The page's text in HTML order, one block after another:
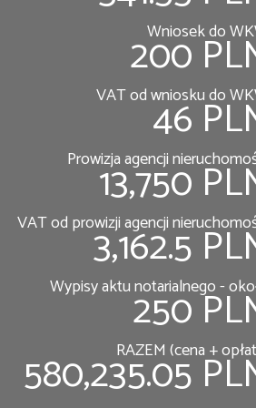
Wniosek do
200
VAT od wniosku do
46
Prowizja agencji
13,750
VAT od prowizji agencji
3,162.5
Wypisy aktu notarialnego -
250
RAZEM (cena +
580,235.05